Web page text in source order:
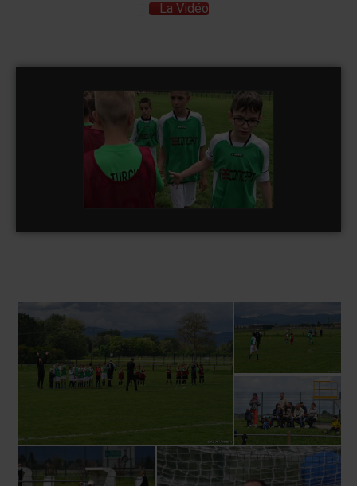
La Vidéo
U 11 A ASA VS AS
TURCKHEIM
watch video